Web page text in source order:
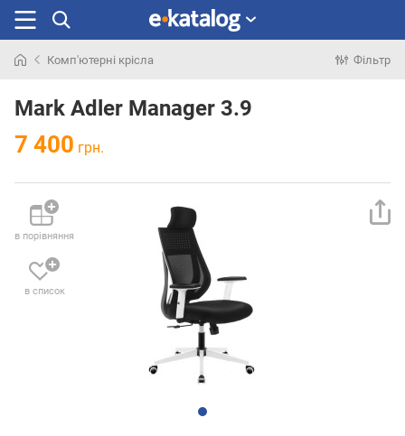
раніше
Комп'ютерні крісла Фільтр
Mark Adler Manager 3.9
7 400 грн.
в порівняння
в список